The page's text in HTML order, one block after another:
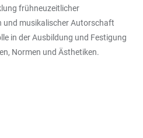
frühneuzeitlicher
und musikalischer Autorschaft
in der Ausbildung und Festigung
Normen und Ästhetiken.